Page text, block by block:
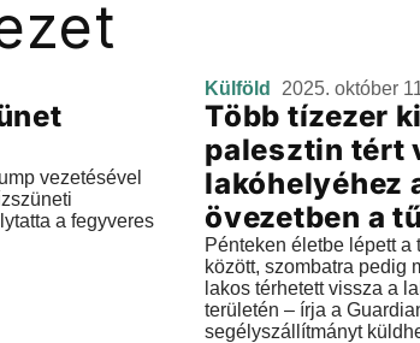
vezetésével
a fegyveres
Külföld 2025. október
Több tízezer
palesztin tért
lakóhelyéhez
övezetben a
Pénteken életbe lépett a
között, szombatra pedig
lakos térhetett vissza a
területén – írja a
segélyszállítmányt